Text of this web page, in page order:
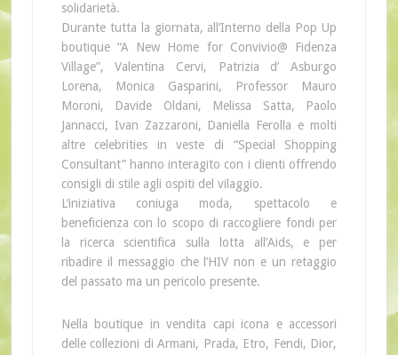
solidarietà.
Durante tutta la giornata, all’Interno della Pop Up
boutique “A New Home for Convivio@ Fidenza
Village”, Valentina Cervi, Patrizia d’ Asburgo
Lorena, Monica Gasparini, Professor Mauro
Moroni, Davide Oldani, Melissa Satta, Paolo
Jannacci, Ivan Zazzaroni, Daniella Ferolla e molti
altre celebrities in veste di “Special Shopping
Consultant” hanno interagito con i clienti offrendo
consigli di stile agli ospiti del vilaggio.
L’iniziativa coniuga moda, spettacolo e
beneficienza con lo scopo di raccogliere fondi per
la ricerca scientifica sulla lotta all’Aids, e per
ribadire il messaggio che l’HIV non e un retaggio
del passato ma un pericolo presente.
Nella boutique in vendita capi icona e accessori
delle collezioni di Armani, Prada, Etro, Fendi, Dior,